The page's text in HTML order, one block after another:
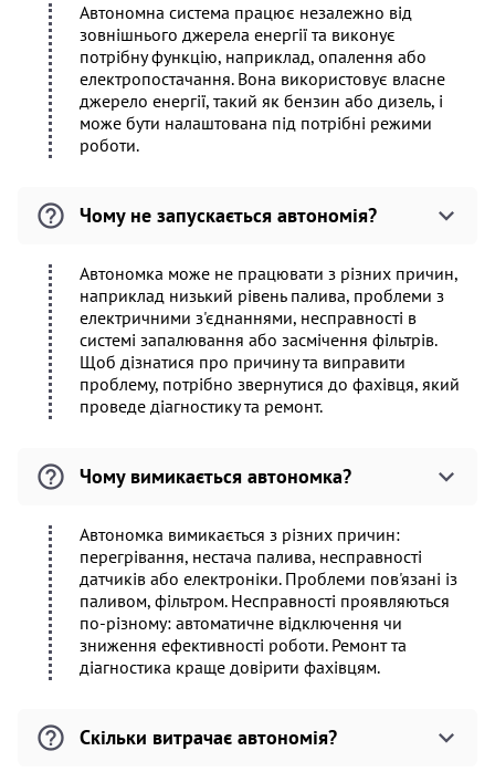
Автономна система працює незалежно від
зовнішнього джерела енергії та виконує
потрібну функцію, наприклад, опалення або
електропостачання. Вона використовує власне
джерело енергії, такий як бензин або дизель, і
може бути налаштована під потрібні режими
роботи.
Чому не запускається автономія?
Автономка може не працювати з різних причин,
наприклад низький рівень палива, проблеми з
електричними з'єднаннями, несправності в
системі запалювання або засмічення фільтрів.
Щоб дізнатися про причину та виправити
проблему, потрібно звернутися до фахівця, який
проведе діагностику та ремонт.
Чому вимикається автономка?
Автономка вимикається з різних причин:
перегрівання, нестача палива, несправності
датчиків або електроніки. Проблеми пов'язані із
паливом, фільтром. Несправності проявляються
по-різному: автоматичне відключення чи
зниження ефективності роботи. Ремонт та
діагностика краще довірити фахівцям.
Скільки витрачає автономія?